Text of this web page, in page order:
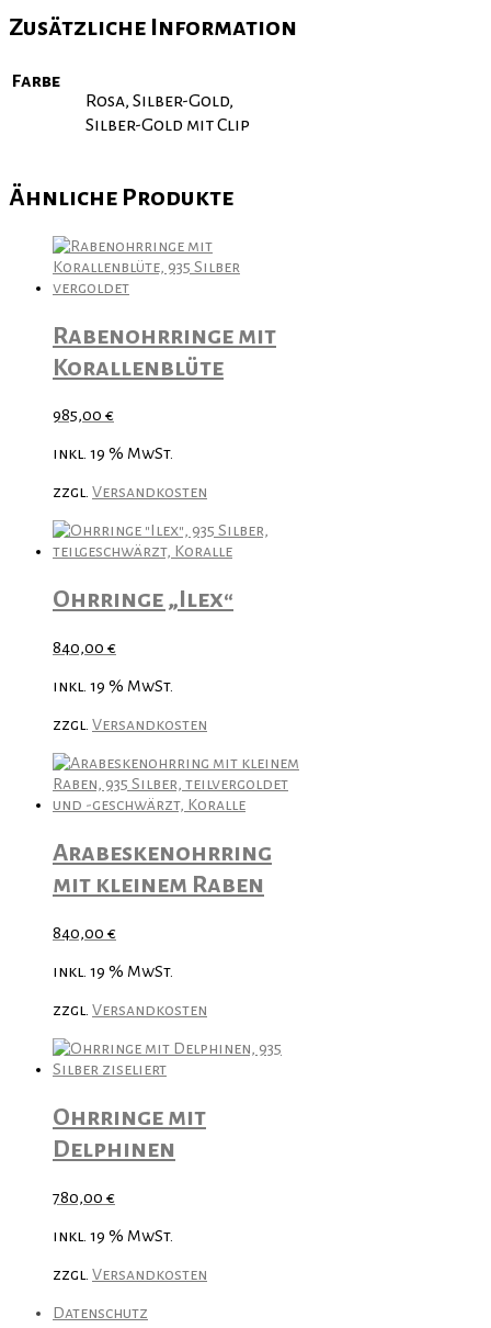
Zusätzliche Information
Farbe
Rosa, Silber-Gold,
Silber-Gold mit Clip
Ähnliche Produkte
Rabenohrringe mit
Korallenblüte
985,00 €
inkl. 19 % MwSt.
zzgl. Versandkosten
Ohrringe „Ilex“
840,00 €
inkl. 19 % MwSt.
zzgl. Versandkosten
Arabeskenohrring
mit kleinem Raben
840,00 €
inkl. 19 % MwSt.
zzgl. Versandkosten
Ohrringe mit
Delphinen
780,00 €
inkl. 19 % MwSt.
zzgl. Versandkosten
Datenschutz